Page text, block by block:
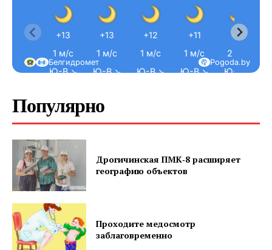
Газета
"Драгічынскі Веснік"
ПОДПИСАТЬСЯ
Редакция "ДВ"
Наша гісторыя
Контакты
+13
1 м/с
Ю-В ↘
+13
1 м/с
Ю-В ↘
+12
1 м/с
Ю-В ↘
+11
1 м/с
Ю-В ↘
+11
2 м/с
Ю-В ↘
Pogoda.by
Белгидромет
Популярно
Дрогичинская ПМК‑8 расширяет
географию объектов
Проходите медосмотр
заблаговременно